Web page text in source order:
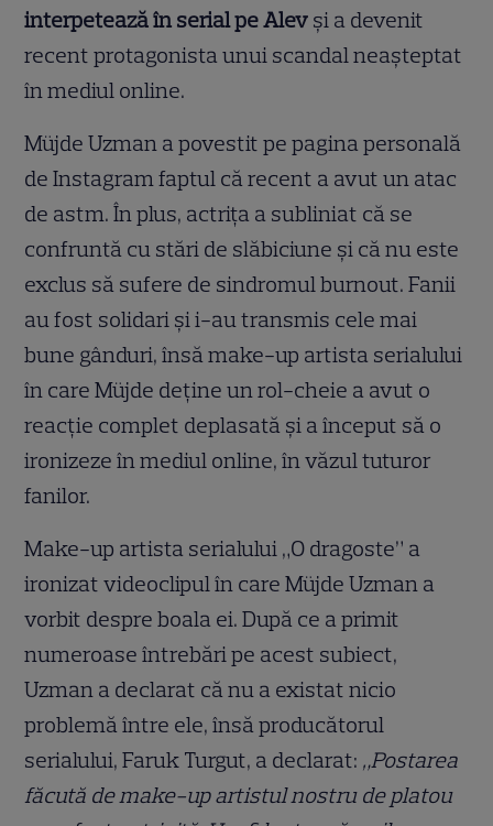
interpetează în serial pe Alev și a devenit
recent protagonista unui scandal neașteptat
în mediul online.
Müjde Uzman a povestit pe pagina personală
de Instagram faptul că recent a avut un atac
de astm. În plus, actrița a subliniat că se
confruntă cu stări de slăbiciune și că nu este
exclus să sufere de sindromul burnout. Fanii
au fost solidari și i-au transmis cele mai
bune gânduri, însă make-up artista serialului
în care Müjde deține un rol-cheie a avut o
reacție complet deplasată și a început să o
ironizeze în mediul online, în văzul tuturor
fanilor.
Make-up artista serialului „O dragoste” a
ironizat videoclipul în care Müjde Uzman a
vorbit despre boala ei. După ce a primit
numeroase întrebări pe acest subiect,
Uzman a declarat că nu a existat nicio
problemă între ele, însă producătorul
serialului, Faruk Turgut, a declarat: „Postarea
făcută de make-up artistul nostru de platou